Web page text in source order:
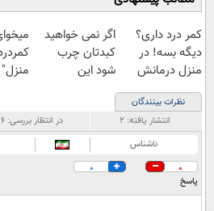
کمر درد داری؟
دیگه بسه! در
منزل درمانش
کن
(◀پرسش‌نامه)
اگر نمی خواهید
کبدتان چرب
شود این
نظرات بینندگان
انتشار یافته:۲ در انتظار بررسی:۶
ناشناس
0
0
پاسخ